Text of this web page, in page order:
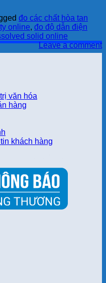
đo các chất hòa tan
online, đo độ dẫn điện
solid online
Leave a comment
văn hóa
hàng
khách hàng